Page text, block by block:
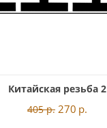
Китайская резьба 2
405 р. 270 р.